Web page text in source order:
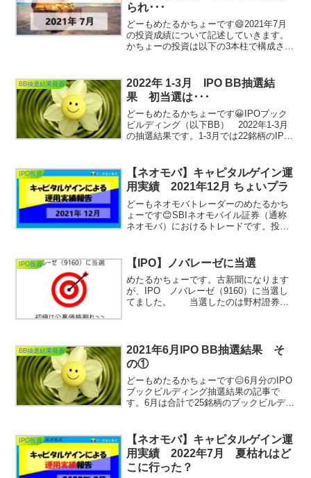
られ･･･
どーもめたるかちょーです😄2021年7月
の投資成績について記述していきます。
かちょーの投資は以下の3本柱で構成され
リーについて、7月の投資成績を公開して
いきたいと思...
BB抽選結果発表
2022年 1-3月 IPO BB抽選結
果 初当選は･･･
どーもめたるかちょーです😀IPOブック
ビルディング（以下BB） 2022年1-3月
の抽選結果です。1-3月では22銘柄のIPO
です。当選 ：0件補欠当選：2件珍し
い...
IPO投資
【ネオモバ】キャピタルゲイン運
用実績 2021年12月 ちょいプラ
どーもネオモバトレーダーのめたるかち
ょーです😊SBIネオモバイル証券（通称
ネオモバ）におけるトレードです。投資
聞なので、結果だけどーぞ 12月の
売買実績 では早速で...
IPO投資 【IPO】ノバレーゼに当選
めたるかちょーです。古新聞になります
が、IPO ノバレーゼ（9160）に当選し
てました。 当選したのは野村證券か
IPO当選記事...
BB抽選結果発表
2021年6月IPO BB抽選結果 そ
の①
どーもめたるかちょーです😑6月分のIPO
ブックビルディング抽選結果の記事で
す。6月は合計で25銘柄のブックビルディ
であります😄一つでも当選を頂ければい
いなと淡い期待...
IPO投資
【ネオモバ】キャピタルゲイン運
用実績 2022年7月 夏枯れはど
こに行った？